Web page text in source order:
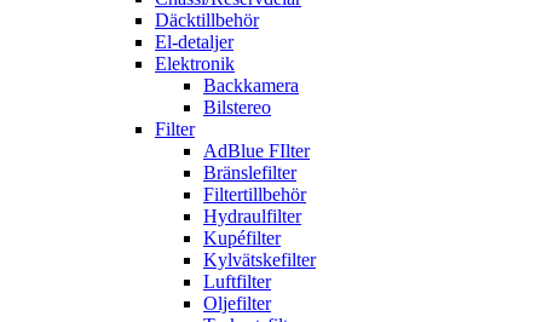
Däcktillbehör
El-detaljer
Elektronik
Backkamera
Bilstereo
Filter
AdBlue FIlter
Bränslefilter
Filtertillbehör
Hydraulfilter
Kupéfilter
Kylvätskefilter
Luftfilter
Oljefilter